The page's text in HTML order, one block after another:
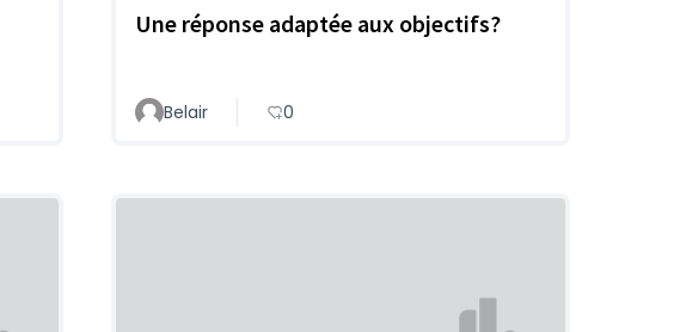
Une réponse adaptée aux objectifs?
Belair 0